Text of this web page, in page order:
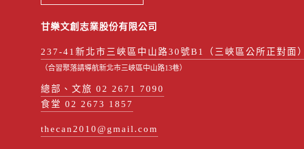
甘樂文創志業股份有限公司
237-41新北市三峽區中山路30號B1（三峽區公所正對面）
（合習聚落請導航新北市三峽區中山路13巷）
總部、文旅 02 2671 7090
食堂 02 2673 1857
thecan2010@gmail.com